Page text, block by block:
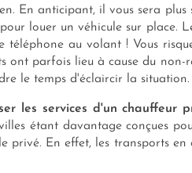
En anticipant, il vous sera plus
louer un véhicule sur place.
au volant ! Vous
parfois lieu à cause du non-
le temps d'éclaircir la situation.
les services d'un chauffeur
étant davantage conçues
En effet, les transports